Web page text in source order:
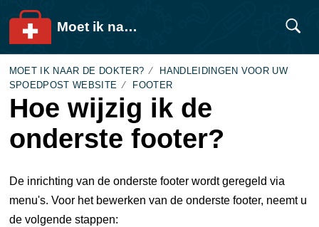
Moet ik naar de dokter?
MOET IK NAAR DE DOKTER?
HANDLEIDINGEN VOOR UW
SPOEDPOST WEBSITE
FOOTER
Hoe wijzig ik de
onderste footer?
De inrichting van de onderste footer wordt geregeld via
menu's. Voor het bewerken van de onderste footer, neemt u
de volgende stappen: